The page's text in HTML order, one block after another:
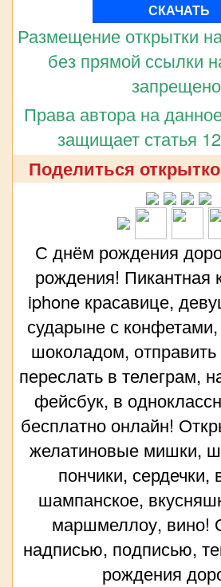
СКАЧАТЬ
Размещение открытки
без прямой ссылки
Права автора на
защищает статья
Поделиться
С днём рождения
рождения! Пикантная
iphone красавице,
сударыне с
шоколадом,
переслать в телеграм,
фейсбук, в
бесплатно онлайн!
желатиновые мишки,
пончики, сердечки,
шампанское,
маршмеллоу, вино!
надписью, подписью,
рождения